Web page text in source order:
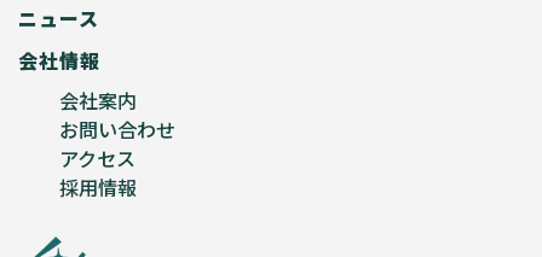
ニュース
会社情報
会社案内
お問い合わせ
アクセス
採用情報